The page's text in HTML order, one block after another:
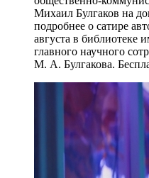
Михаил Булгаков на
подробнее о сатире
августа в библиотеке
главного научного
М. А. Булгакова.